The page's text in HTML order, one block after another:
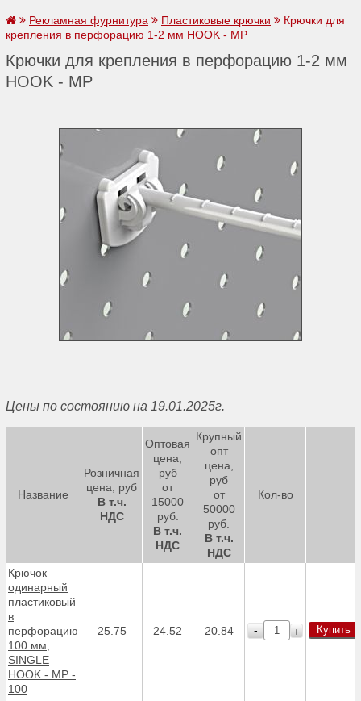
Рекламная фурнитура Пластиковые крючки
Крючки для
крепления в перфорацию 1-2 мм HOOK - MP
Крючки для крепления в перфорацию 1-2 мм
HOOK - MP
Цены по состоянию на 19.01.2025г.
Название
Розничная
цена, руб
В т.ч.
НДС
Оптовая
цена,
руб
от
15000
руб.
В т.ч.
НДС
Крупный
опт
цена,
руб
от
50000
руб.
В т.ч.
НДС
Кол-во
Крючок
одинарный
пластиковый
в
перфорацию
100 мм,
SINGLE
HOOK - MP -
100
25.75 24.52 20.84 - + Купить